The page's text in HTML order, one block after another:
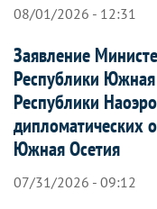
08/01/2026 - 12:31
Заявление
Республики
Республики
дипломатических
Южная Осетия
07/31/2026 - 09:12